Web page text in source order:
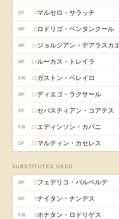
DF 4マルセロ・サラッチ
MF 6ロドリゴ・ベンタンクール
MF 10ジョルジアン・デアラスカ
MF 14ルーカス・トレイラ
FW 16ガストン・ペレイロ
MF 17ディエゴ・ラクサール
DF 19セバスティアン・コアテス
FW 21 エディンソン・カバニ
DF 22マルティン・カセレス
SUBSTITUTES USED
MF 5フェデリコ・バルベルデ
MF 8ナイタン・ナンデス
FW 9ホナタン・ロドリゲス